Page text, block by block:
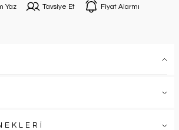
Yaz Tavsiye Et Fiyat Alarmı